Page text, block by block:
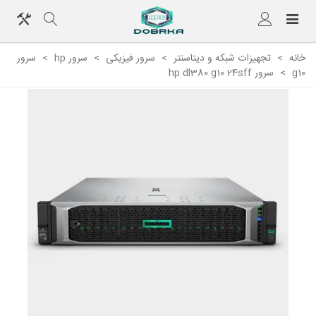
خانه > تجهیزات شبکه و دیتاسنتر > سرور فیزیکی > سرور hp > سرور
g10
> سرور hp dl380 g10 24sff